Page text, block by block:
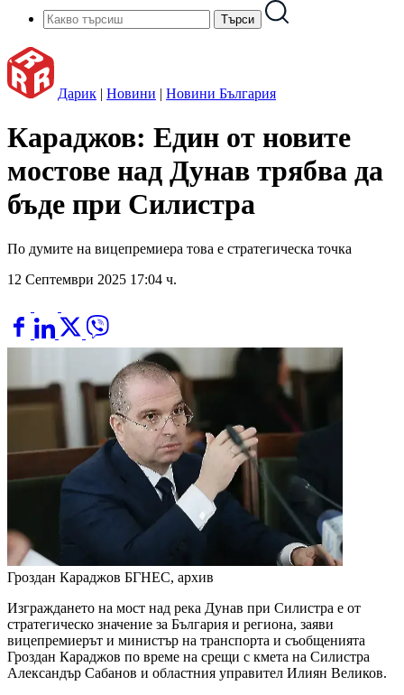
Дарик | Новини | Новини България
Караджов: Един от новите
мостове над Дунав трябва да
бъде при Силистра
По думите на вицепремиера това е стратегическа точка
12 Септември 2025 17:04 ч.
Гроздан Караджов БГНЕС, архив
Изграждането на мост над река Дунав при Силистра е от
стратегическо значение за България и региона, заяви
вицепремиерът и министър на транспорта и съобщенията
Гроздан Караджов по време на срещи с кмета на Силистра
Александър Сабанов и областния управител Илиян Великов.